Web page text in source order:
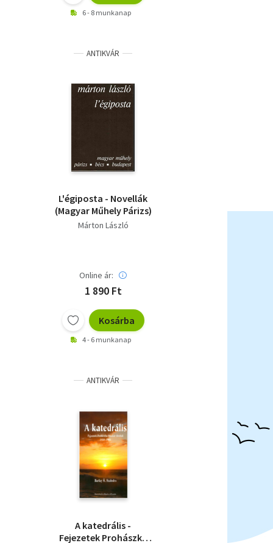
6 - 8 munkanap
ANTIKVÁR
L'égiposta - Novellák
(Magyar Műhely Párizs)
Márton László
Online ár:
1 890 Ft
Kosárba
4 - 6 munkanap
ANTIKVÁR
A katedrális -
Fejezetek Prohászka